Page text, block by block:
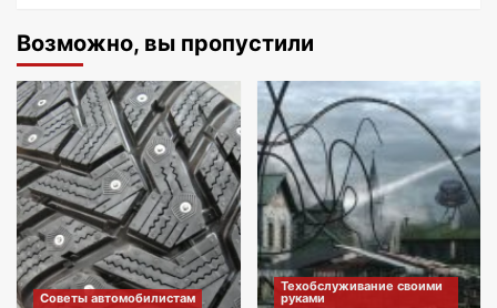
Возможно, вы пропустили
Советы автомобилистам
Техобслуживание своими
руками